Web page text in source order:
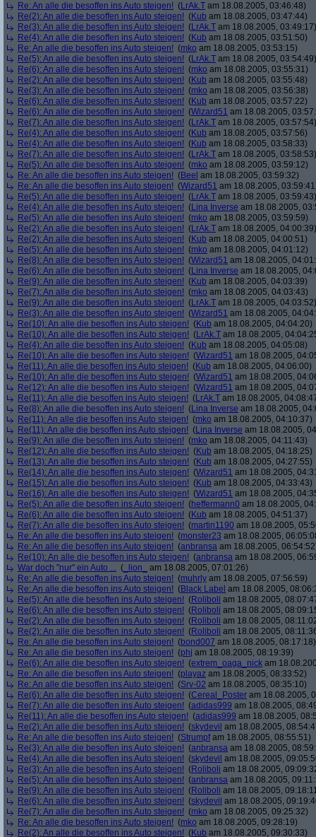
Re: An alle die besoffen ins Auto steigen! (LrAk.T am 18.08.2005, 03:46:48)
Re(2): An alle die besoffen ins Auto steigen! (Kub am 18.08.2005, 03:47:44)
Re(3): An alle die besoffen ins Auto steigen! (LrAk.T am 18.08.2005, 03:49:17)
Re(4): An alle die besoffen ins Auto steigen! (Kub am 18.08.2005, 03:51:50)
Re: An alle die besoffen ins Auto steigen! (mko am 18.08.2005, 03:53:15)
Re(5): An alle die besoffen ins Auto steigen! (LrAk.T am 18.08.2005, 03:54:49)
Re(6): An alle die besoffen ins Auto steigen! (mko am 18.08.2005, 03:55:31)
Re(2): An alle die besoffen ins Auto steigen! (Kub am 18.08.2005, 03:55:48)
Re(3): An alle die besoffen ins Auto steigen! (mko am 18.08.2005, 03:56:38)
Re(6): An alle die besoffen ins Auto steigen! (Kub am 18.08.2005, 03:57:22)
Re(6): An alle die besoffen ins Auto steigen! (Wizard51 am 18.08.2005,
Re(7): An alle die besoffen ins Auto steigen! (LrAk.T am 18.08.2005, 03:57:54)
Re(4): An alle die besoffen ins Auto steigen! (Kub am 18.08.2005, 03:57:56)
Re(4): An alle die besoffen ins Auto steigen! (Kub am 18.08.2005, 03:58:33)
Re(7): An alle die besoffen ins Auto steigen! (LrAk.T am 18.08.2005, 03:58:53)
Re(5): An alle die besoffen ins Auto steigen! (mko am 18.08.2005, 03:59:12)
Re: An alle die besoffen ins Auto steigen! (Beel am 18.08.2005, 03:59:32)
Re: An alle die besoffen ins Auto steigen! (Wizard51 am 18.08.2005,
Re(5): An alle die besoffen ins Auto steigen! (LrAk.T am 18.08.2005, 03:59:43)
Re(4): An alle die besoffen ins Auto steigen! (Lina Inverse am 18.08.2005,
Re(5): An alle die besoffen ins Auto steigen! (mko am 18.08.2005, 03:59:59)
Re(2): An alle die besoffen ins Auto steigen! (LrAk.T am 18.08.2005, 04:00:39)
Re(2): An alle die besoffen ins Auto steigen! (Kub am 18.08.2005, 04:00:51)
Re(5): An alle die besoffen ins Auto steigen! (mko am 18.08.2005, 04:01:12)
Re(8): An alle die besoffen ins Auto steigen! (Wizard51 am 18.08.2005,
Re(6): An alle die besoffen ins Auto steigen! (Lina Inverse am 18.08.2005,
Re(9): An alle die besoffen ins Auto steigen! (Kub am 18.08.2005, 04:03:39)
Re(7): An alle die besoffen ins Auto steigen! (mko am 18.08.2005, 04:03:43)
Re(9): An alle die besoffen ins Auto steigen! (LrAk.T am 18.08.2005, 04:03:52)
Re(3): An alle die besoffen ins Auto steigen! (Wizard51 am 18.08.2005,
Re(10): An alle die besoffen ins Auto steigen! (Kub am 18.08.2005, 04:04:20)
Re(10): An alle die besoffen ins Auto steigen! (LrAk.T am 18.08.2005,
Re(4): An alle die besoffen ins Auto steigen! (Kub am 18.08.2005, 04:05:08)
Re(10): An alle die besoffen ins Auto steigen! (Wizard51 am 18.08.2005,
Re(11): An alle die besoffen ins Auto steigen! (Kub am 18.08.2005, 04:06:00)
Re(10): An alle die besoffen ins Auto steigen! (Wizard51 am 18.08.2005,
Re(12): An alle die besoffen ins Auto steigen! (Wizard51 am 18.08.2005,
Re(11): An alle die besoffen ins Auto steigen! (LrAk.T am 18.08.2005,
Re(8): An alle die besoffen ins Auto steigen! (Lina Inverse am 18.08.2005,
Re(11): An alle die besoffen ins Auto steigen! (mko am 18.08.2005, 04:10:37)
Re(11): An alle die besoffen ins Auto steigen! (Lina Inverse am 18.08.2005,
Re(9): An alle die besoffen ins Auto steigen! (mko am 18.08.2005, 04:11:43)
Re(12): An alle die besoffen ins Auto steigen! (Kub am 18.08.2005, 04:18:25)
Re(13): An alle die besoffen ins Auto steigen! (Kub am 18.08.2005, 04:27:55)
Re(14): An alle die besoffen ins Auto steigen! (Wizard51 am 18.08.2005,
Re(15): An alle die besoffen ins Auto steigen! (Kub am 18.08.2005, 04:33:43)
Re(16): An alle die besoffen ins Auto steigen! (Wizard51 am 18.08.2005,
Re(5): An alle die besoffen ins Auto steigen! (heffermann0 am 18.08.2005,
Re(6): An alle die besoffen ins Auto steigen! (Kub am 18.08.2005, 04:51:37)
Re(7): An alle die besoffen ins Auto steigen! (martin1190 am 18.08.2005,
Re: An alle die besoffen ins Auto steigen! (monster23 am 18.08.2005,
Re: An alle die besoffen ins Auto steigen! (anbransa am 18.08.2005,
Re(10): An alle die besoffen ins Auto steigen! (anbransa am 18.08.2005,
War doch "nur" ein Auto ... ( _lion_
am 18.08.2005, 07:01:26)
Re: An alle die besoffen ins Auto steigen! (muhrly am 18.08.2005, 07:56:59)
Re: An alle die besoffen ins Auto steigen! (Black Label am 18.08.2005,
Re(5): An alle die besoffen ins Auto steigen! (Roliboli am 18.08.2005,
Re(6): An alle die besoffen ins Auto steigen! (Roliboli am 18.08.2005,
Re(2): An alle die besoffen ins Auto steigen! (Roliboli am 18.08.2005,
Re(2): An alle die besoffen ins Auto steigen! (Roliboli am 18.08.2005,
Re: An alle die besoffen ins Auto steigen! (bond007 am 18.08.2005, 08:17:18)
Re: An alle die besoffen ins Auto steigen! (phj am 18.08.2005, 08:19:39)
Re(6): An alle die besoffen ins Auto steigen! (extrem_oaga_nick am
Re: An alle die besoffen ins Auto steigen! (playaz am 18.08.2005, 08:33:52)
Re: An alle die besoffen ins Auto steigen! (Srv-02 am 18.08.2005, 08:35:10)
Re(6): An alle die besoffen ins Auto steigen! (Cereal_Poster am 18.08.2005,
Re(7): An alle die besoffen ins Auto steigen! (adidas999 am 18.08.2005,
Re(11): An alle die besoffen ins Auto steigen! (adidas999 am 18.08.2005,
Re(2): An alle die besoffen ins Auto steigen! (skydevil am 18.08.2005,
Re: An alle die besoffen ins Auto steigen! (Strumpfam 18.08.2005, 08:55:51)
Re(3): An alle die besoffen ins Auto steigen! (anbransa am 18.08.2005,
Re(4): An alle die besoffen ins Auto steigen! (skydevil am 18.08.2005,
Re(3): An alle die besoffen ins Auto steigen! (Roliboli am 18.08.2005,
Re(5): An alle die besoffen ins Auto steigen! (anbransa am 18.08.2005,
Re(9): An alle die besoffen ins Auto steigen! (Roliboli am 18.08.2005,
Re(6): An alle die besoffen ins Auto steigen! (skydevil am 18.08.2005,
Re(7): An alle die besoffen ins Auto steigen! (mko am 18.08.2005, 09:25:32)
Re: An alle die besoffen ins Auto steigen! (mko am 18.08.2005, 09:28:19)
Re(2): An alle die besoffen ins Auto steigen! (Kub am 18.08.2005, 09:30:33)